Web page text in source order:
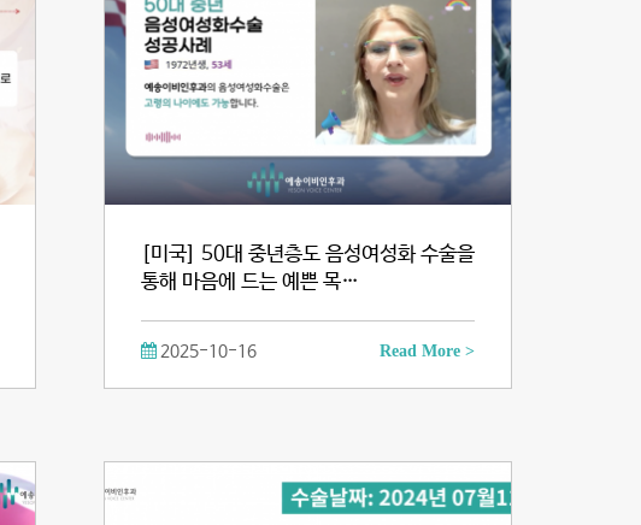
[미국] 50대 중년층도 음성여성화 수술을
통해 마음에 드는 예쁜 목…
2025-10-16 Read More >